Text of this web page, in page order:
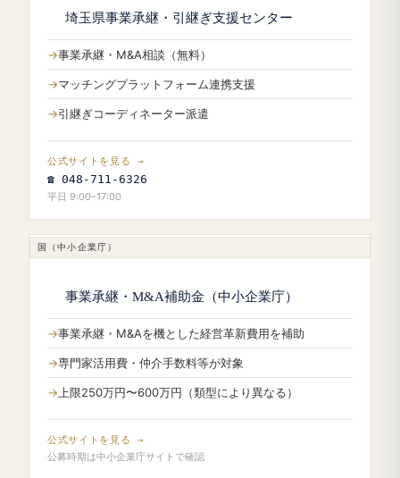
埼玉県事業承継・引継ぎ支援センター
事業承継・M&A相談（無料）
マッチングプラットフォーム連携支援
引継ぎコーディネーター派遣
公式サイトを見る →
☎ 048-711-6326
平日 9:00–17:00
国（中小企業庁）
事業承継・M&A補助金（中小企業庁）
事業承継・M&Aを機とした経営革新費用を補助
専門家活用費・仲介手数料等が対象
上限250万円〜600万円（類型により異なる）
公式サイトを見る →
公募時期は中小企業庁サイトで確認